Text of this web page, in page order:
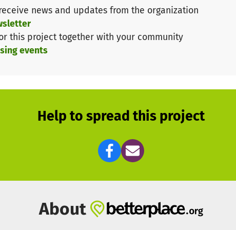
Projekts mit einer großen Verbreitung in den sozialen
werden bisher vollständig von den Initiatoren von
hierfür über kein eigenes Budget verfügt.
auf möglichst Viele zu verteilen! Spendet, soviel Ihr
news and updates from the organization
this project together with your community
events
Help to spread this project
About